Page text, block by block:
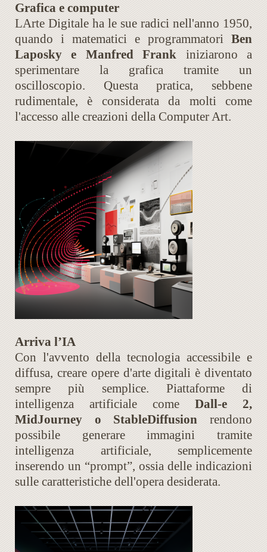
Grafica e computer
LArte Digitale ha le sue radici nell'anno 1950,
quando i matematici e programmatori Ben
Laposky e Manfred Frank iniziarono a
sperimentare la grafica tramite un
oscilloscopio. Questa pratica, sebbene
rudimentale, è considerata da molti come
l'accesso alle creazioni della Computer Art.
Arriva l’IA
Con l'avvento della tecnologia accessibile e
diffusa, creare opere d'arte digitali è diventato
sempre più semplice. Piattaforme di
intelligenza artificiale come Dall-e 2,
MidJourney o StableDiffusion rendono
possibile generare immagini tramite
intelligenza artificiale, semplicemente
inserendo un “prompt”, ossia delle indicazioni
sulle caratteristiche dell'opera desiderata.